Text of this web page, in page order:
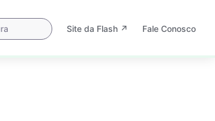
Site da Flash ↗
Abre
Fale Conosco